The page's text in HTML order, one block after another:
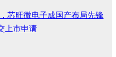
芯旺微电子成国产布局先锋
上市申请